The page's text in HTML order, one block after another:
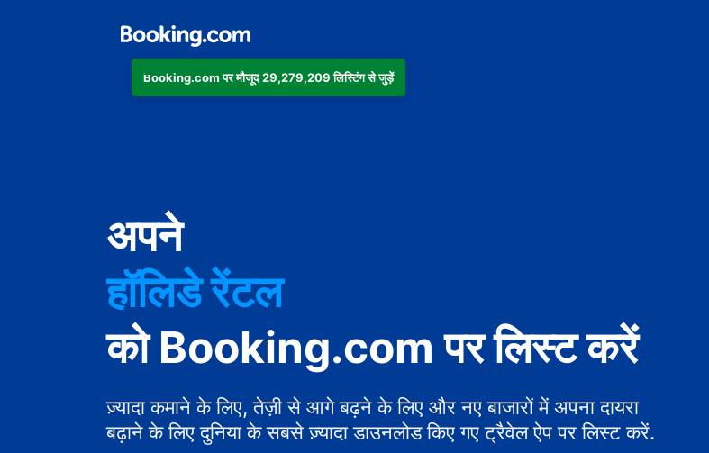
Booking.com पर मौजूद 29,279,209 लिस्टिंग से जुड़ें
अपने
होटल
हॉलिडे रेंटल
गेस्ट हाउस
बेड एंड ब्रेकफ़ास्ट
को Booking.com पर लिस्ट करें
ज़्यादा कमाने के लिए, तेज़ी से आगे बढ़ने के लिए और नए बाजारों में अपना दायरा
बढ़ाने के लिए दुनिया के सबसे ज़्यादा डाउनलोड किए गए ट्रैवेल ऐप पर लिस्ट करें.